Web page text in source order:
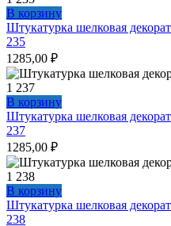
В корзину
Штукатурка шелковая
235
1285,00 ₽
В корзину
Штукатурка шелковая
237
1285,00 ₽
В корзину
Штукатурка шелковая
238